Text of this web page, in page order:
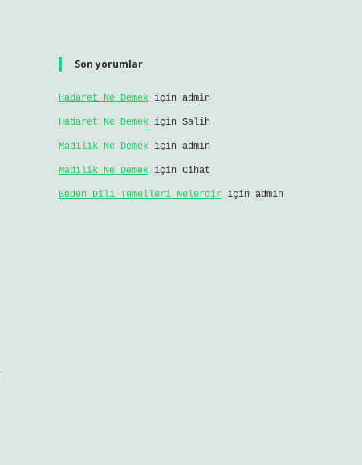
Son yorumlar
Hadaret Ne Demekiçin admin
Hadaret Ne Demekiçin Salih
Madilik Ne Demekiçin admin
Madilik Ne Demekiçin Cihat
Beden Dili Temelleri Nelerdir için admin